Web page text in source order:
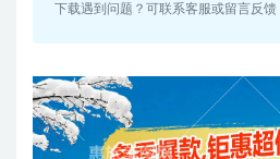
下载遇到问题？可联系客服或留言反馈